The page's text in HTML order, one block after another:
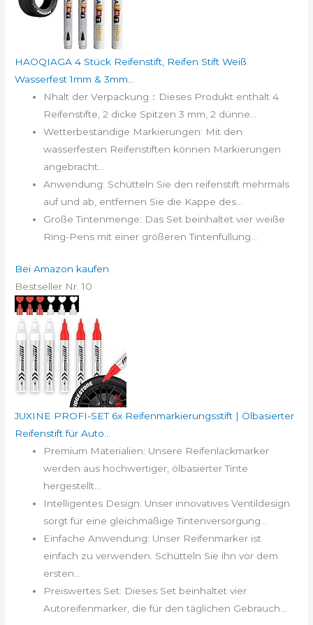
HAOQIAGA 4 Stück Reifenstift, Reifen Stift Weiß
Wasserfest 1mm & 3mm...
Nhalt der Verpackung：Dieses Produkt enthält 4
Reifenstifte, 2 dicke Spitzen 3 mm, 2 dünne...
Wetterbeständige Markierungen: Mit den
wasserfesten Reifenstiften können Markierungen
angebracht...
Anwendung: Schütteln Sie den reifenstift mehrmals
auf und ab, entfernen Sie die Kappe des...
Große Tintenmenge: Das Set beinhaltet vier weiße
Ring-Pens mit einer größeren Tintenfüllung...
Bei Amazon kaufen
Bestseller Nr. 10
JUXINE PROFI-SET 6x Reifenmarkierungsstift | Ölbasierter
Reifenstift für Auto...
Premium Materialien: Unsere Reifenlackmarker
werden aus hochwertiger, ölbasierter Tinte
hergestellt...
Intelligentes Design: Unser innovatives Ventildesign
sorgt für eine gleichmäßige Tintenversorgung...
Einfache Anwendung: Unser Reifenmarker ist
einfach zu verwenden. Schütteln Sie ihn vor dem
ersten...
Preiswertes Set: Dieses Set beinhaltet vier
Autoreifenmarker, die für den täglichen Gebrauch...